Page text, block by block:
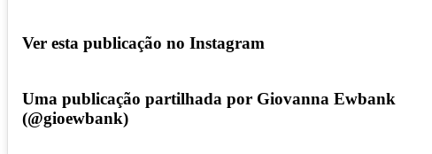
Ver esta publicação no Instagram
Uma publicação partilhada por Giovanna Ewbank
(@gioewbank)